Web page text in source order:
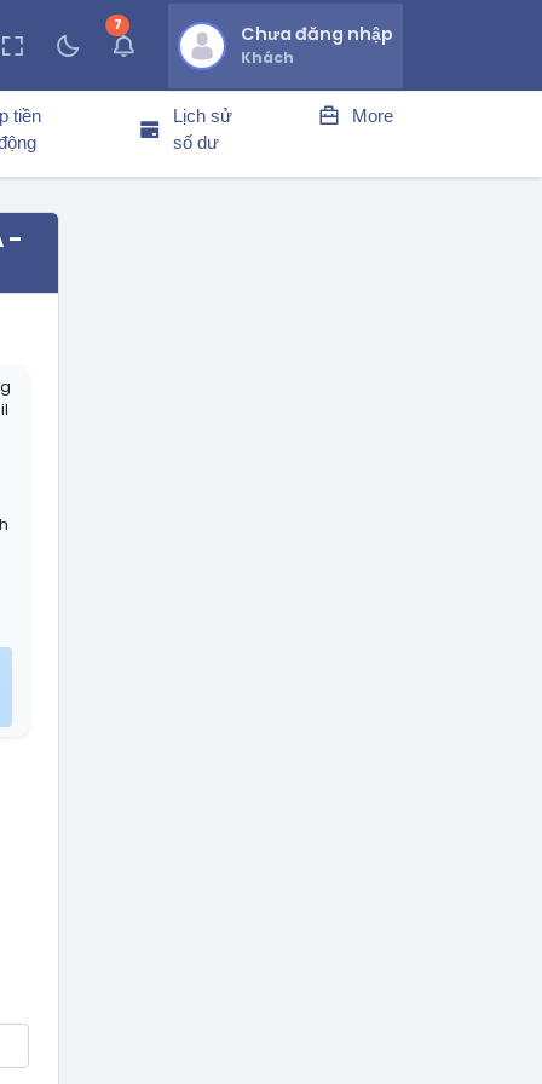
7thông báo chưa đọcChưa đăng nhập
Khách
tiền
Lịch sử
số dư
More
-